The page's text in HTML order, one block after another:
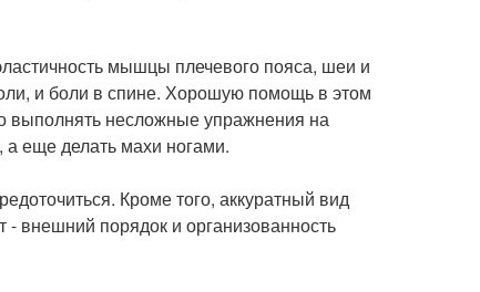
мышцы плечевого пояса, шеи и
и боли в спине. Хорошую помощь в этом
выполнять несложные упражнения на
а еще делать махи ногами.
Кроме того, аккуратный вид
внешний порядок и организованность